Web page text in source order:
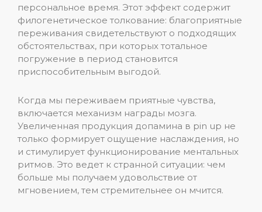
персональное время. Этот эффект содержит
филогенетическое толкование: благоприятные
переживания свидетельствуют о подходящих
обстоятельствах, при которых тотальное
погружение в период становится
приспособительным выгодой.
Когда мы переживаем приятные чувства,
включается механизм награды мозга.
Увеличенная продукция допамина в pin up не
только формирует ощущение наслаждения, но
и стимулирует функционирование ментальных
ритмов. Это ведет к странной ситуации: чем
больше мы получаем удовольствие от
мгновением, тем стремительнее он мчится.